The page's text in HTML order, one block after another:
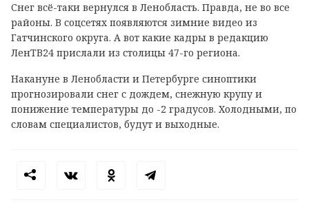
Снег всё-таки вернулся в Ленобласть. Правда, не во все
районы. В соцсетях появляются зимние видео из
Гатчинского округа. А вот какие кадры в редакцию
ЛенТВ24 прислали из столицы 47-го региона.
Накануне в Ленобласти и Петербурге синоптики
прогнозировали снег с дождем, снежную крупу и
понижение температуры до -2 градусов. Холодными, по
словам специалистов, будут и выходные.